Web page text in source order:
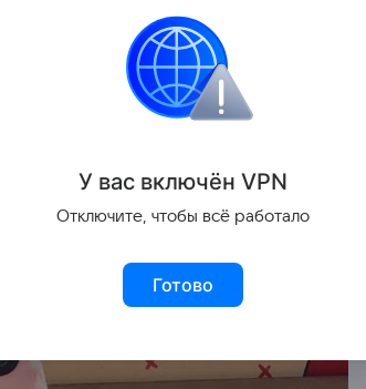
У вас включён VPN
Отключите, чтобы всё работало
Готово